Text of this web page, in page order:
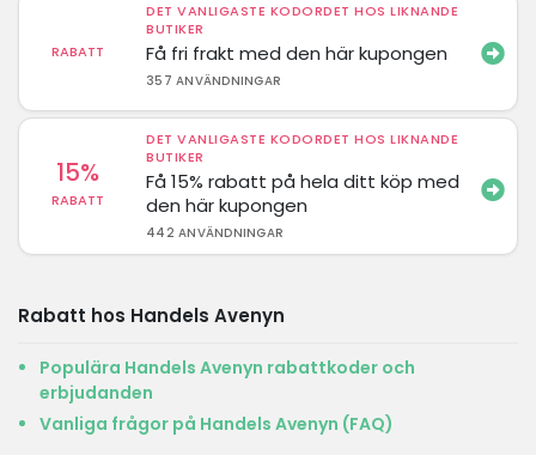
RABATT
DET VANLIGASTE KODORDET HOS LIKNANDE
BUTIKER
Få fri frakt med den här kupongen
357 ANVÄNDNINGAR
15%
RABATT
DET VANLIGASTE KODORDET HOS LIKNANDE
BUTIKER
Få 15% rabatt på hela ditt köp med
den här kupongen
442 ANVÄNDNINGAR
Rabatt hos Handels Avenyn
Populära Handels Avenyn rabattkoder och
erbjudanden
Vanliga frågor på Handels Avenyn (FAQ)